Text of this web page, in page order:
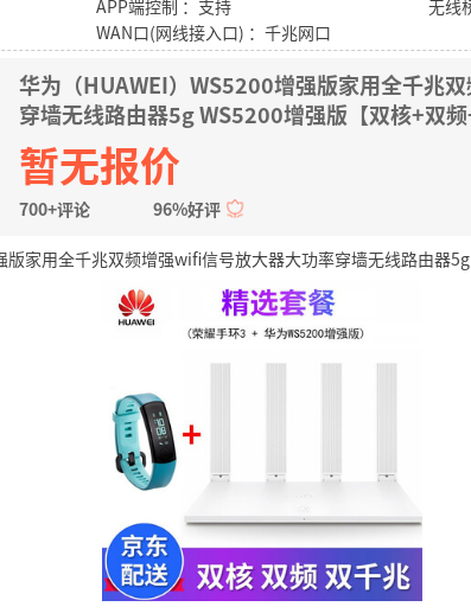
APP端控制 ：支持
无线
WAN口(网线接入口) ：千兆网口
华为（HUAWEI）WS5200增强版家用全千兆
穿墙无线路由器5g WS5200增强版【双核+双频
暂无报价
700+评论 96%好评
版家用全千兆双频增强wifi信号放大器大功率穿墙无线路由器